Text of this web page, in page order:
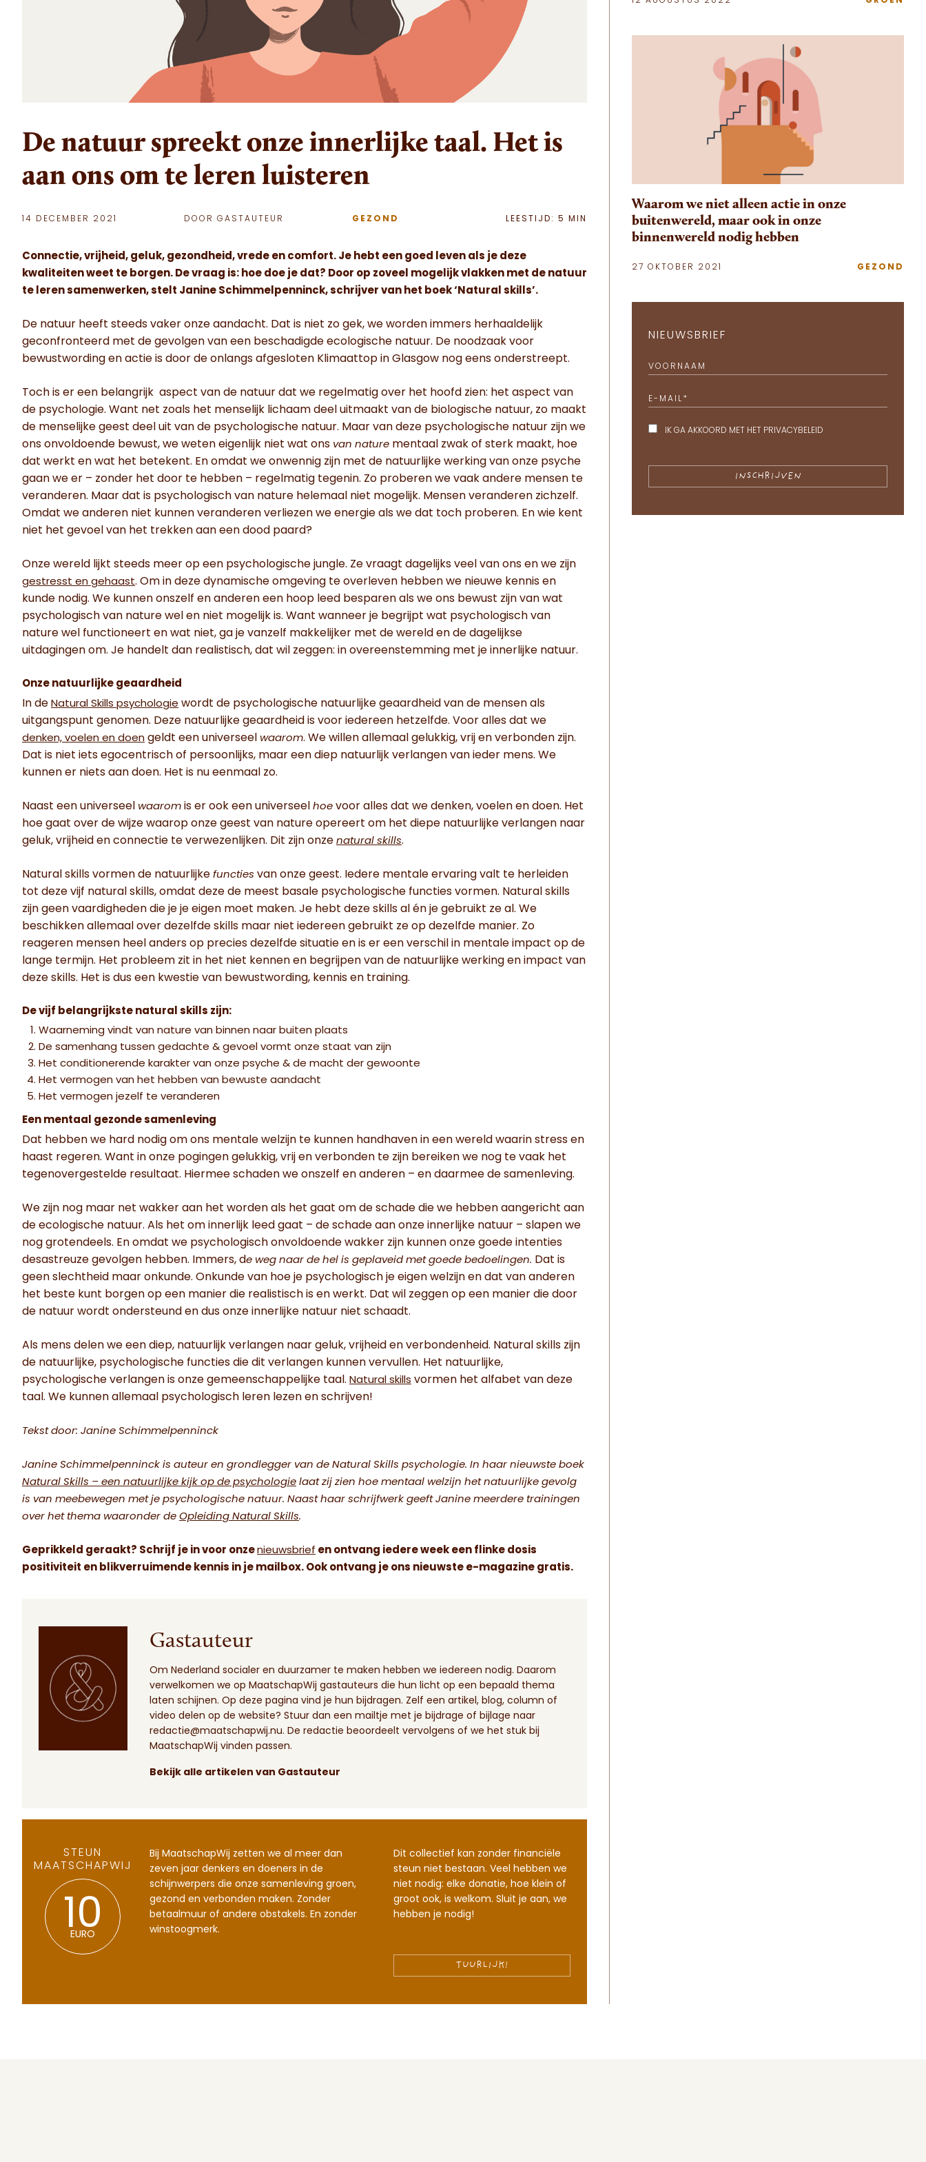
De natuur spreekt onze innerlijke taal. Het is
aan ons om te leren luisteren
14 DECEMBER 2021 DOOR GASTAUTEUR GEZOND LEESTIJD: 5 MIN
Connectie, vrijheid, geluk, gezondheid, vrede en comfort. Je hebt een goed leven als je deze
kwaliteiten weet te borgen. De vraag is: hoe doe je dat? Door op zoveel mogelijk vlakken met de natuur
te leren samenwerken, stelt Janine Schimmelpenninck, schrijver van het boek ‘Natural skills’.
De natuur heeft steeds vaker onze aandacht. Dat is niet zo gek, we worden immers herhaaldelijk
geconfronteerd met de gevolgen van een beschadigde ecologische natuur. De noodzaak voor
bewustwording en actie is door de onlangs afgesloten Klimaattop in Glasgow nog eens onderstreept.
Toch is er een belangrijk aspect van de natuur dat we regelmatig over het hoofd zien: het aspect van
de psychologie. Want net zoals het menselijk lichaam deel uitmaakt van de biologische natuur, zo maakt
de menselijke geest deel uit van de psychologische natuur. Maar van deze psychologische natuur zijn we
ons onvoldoende bewust, we weten eigenlijk niet wat ons van nature mentaal zwak of sterk maakt, hoe
dat werkt en wat het betekent. En omdat we onwennig zijn met de natuurlijke werking van onze psyche
gaan we er – zonder het door te hebben – regelmatig tegenin. Zo proberen we vaak andere mensen te
veranderen. Maar dat is psychologisch van nature helemaal niet mogelijk. Mensen veranderen zichzelf.
Omdat we anderen niet kunnen veranderen verliezen we energie als we dat toch proberen. En wie kent
niet het gevoel van het trekken aan een dood paard?
Onze wereld lijkt steeds meer op een psychologische jungle. Ze vraagt dagelijks veel van ons en we zijn
gestresst en gehaast. Om in deze dynamische omgeving te overleven hebben we nieuwe kennis en
kunde nodig. We kunnen onszelf en anderen een hoop leed besparen als we ons bewust zijn van wat
psychologisch van nature wel en niet mogelijk is. Want wanneer je begrijpt wat psychologisch van
nature wel functioneert en wat niet, ga je vanzelf makkelijker met de wereld en de dagelijkse
uitdagingen om. Je handelt dan realistisch, dat wil zeggen: in overeenstemming met je innerlijke natuur.
Onze natuurlijke geaardheid
In de Natural Skills psychologie wordt de psychologische natuurlijke geaardheid van de mensen als
uitgangspunt genomen. Deze natuurlijke geaardheid is voor iedereen hetzelfde. Voor alles dat we
denken, voelen en doen geldt een universeel waarom. We willen allemaal gelukkig, vrij en verbonden zijn.
Dat is niet iets egocentrisch of persoonlijks, maar een diep natuurlijk verlangen van ieder mens. We
kunnen er niets aan doen. Het is nu eenmaal zo.
Naast een universeel waarom is er ook een universeel hoe voor alles dat we denken, voelen en doen. Het
hoe gaat over de wijze waarop onze geest van nature opereert om het diepe natuurlijke verlangen naar
geluk, vrijheid en connectie te verwezenlijken. Dit zijn onze natural skills.
Natural skills vormen de natuurlijke functies van onze geest. Iedere mentale ervaring valt te herleiden
tot deze vijf natural skills, omdat deze de meest basale psychologische functies vormen. Natural skills
zijn geen vaardigheden die je je eigen moet maken. Je hebt deze skills al én je gebruikt ze al. We
beschikken allemaal over dezelfde skills maar niet iedereen gebruikt ze op dezelfde manier. Zo
reageren mensen heel anders op precies dezelfde situatie en is er een verschil in mentale impact op de
lange termijn. Het probleem zit in het niet kennen en begrijpen van de natuurlijke werking en impact van
deze skills. Het is dus een kwestie van bewustwording, kennis en training.
De vijf belangrijkste natural skills zijn:
Waarneming vindt van nature van binnen naar buiten plaats
De samenhang tussen gedachte & gevoel vormt onze staat van zijn
Het conditionerende karakter van onze psyche & de macht der gewoonte
Het vermogen van het hebben van bewuste aandacht
Het vermogen jezelf te veranderen
Een mentaal gezonde samenleving
Dat hebben we hard nodig om ons mentale welzijn te kunnen handhaven in een wereld waarin stress en
haast regeren. Want in onze pogingen gelukkig, vrij en verbonden te zijn bereiken we nog te vaak het
tegenovergestelde resultaat. Hiermee schaden we onszelf en anderen – en daarmee de samenleving.
We zijn nog maar net wakker aan het worden als het gaat om de schade die we hebben aangericht aan
de ecologische natuur. Als het om innerlijk leed gaat – de schade aan onze innerlijke natuur – slapen we
nog grotendeels. En omdat we psychologisch onvoldoende wakker zijn kunnen onze goede intenties
desastreuze gevolgen hebben. Immers, de weg naar de hel is geplaveid met goede bedoelingen. Dat is
geen slechtheid maar onkunde. Onkunde van hoe je psychologisch je eigen welzijn en dat van anderen
het beste kunt borgen op een manier die realistisch is en werkt. Dat wil zeggen op een manier die door
de natuur wordt ondersteund en dus onze innerlijke natuur niet schaadt.
Als mens delen we een diep, natuurlijk verlangen naar geluk, vrijheid en verbondenheid. Natural skills zijn
de natuurlijke, psychologische functies die dit verlangen kunnen vervullen. Het natuurlijke,
psychologische verlangen is onze gemeenschappelijke taal. Natural skills vormen het alfabet van deze
taal. We kunnen allemaal psychologisch leren lezen en schrijven!
Tekst door: Janine Schimmelpenninck
Janine Schimmelpenninck is auteur en grondlegger van de Natural Skills psychologie. In haar nieuwste boek
Natural Skills – een natuurlijke kijk op de psychologie laat zij zien hoe mentaal welzijn het natuurlijke gevolg
is van meebewegen met je psychologische natuur. Naast haar schrijfwerk geeft Janine meerdere trainingen
over het thema waaronder de Opleiding Natural Skills.
Geprikkeld geraakt? Schrijf je in voor onze nieuwsbrief en ontvang iedere week een flinke dosis
positiviteit en blikverruimende kennis in je mailbox. Ook ontvang je ons nieuwste e-magazine gratis.
Gastauteur
Om Nederland socialer en duurzamer te maken hebben we iedereen nodig. Daarom
verwelkomen we op MaatschapWij gastauteurs die hun licht op een bepaald thema
laten schijnen. Op deze pagina vind je hun bijdragen. Zelf een artikel, blog, column of
video delen op de website? Stuur dan een mailtje met je bijdrage of bijlage naar
redactie@maatschapwij.nu. De redactie beoordeelt vervolgens of we het stuk bij
MaatschapWij vinden passen.
Bekijk alle artikelen van Gastauteur
STEUN
MAATSCHAPWIJ
10
EURO
Bij MaatschapWij zetten we al meer dan
zeven jaar denkers en doeners in de
schijnwerpers die onze samenleving groen,
gezond en verbonden maken. Zonder
betaalmuur of andere obstakels. En zonder
winstoogmerk.
Dit collectief kan zonder financiële
steun niet bestaan. Veel hebben we
niet nodig: elke donatie, hoe klein of
groot ook, is welkom. Sluit je aan, we
hebben je nodig!
TUURLIJK!
Waarom we niet alleen actie in onze
buitenwereld, maar ook in onze
binnenwereld nodig hebben
27 OKTOBER 2021 GEZOND
NIEUWSBRIEF
VOORNAAM
E-MAIL *
IK GA AKKOORD MET HET PRIVACYBELEID